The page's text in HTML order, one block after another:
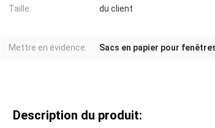
Taille:
du client
Mettre en évidence: Sacs en papier pour
Description du produit: